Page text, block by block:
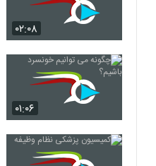
۰۲:۰۸
۰۱:۰۶